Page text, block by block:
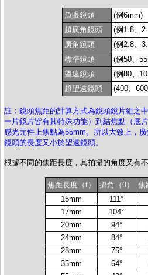
魚眼鏡頭
(例6mm)
超廣角鏡頭
(例1.8、
廣角鏡頭
(例2.8、
標準鏡頭
(例50、
望遠鏡頭
(例80、
超望遠鏡頭
(400、
註：鏡頭焦距的計算方式為鏡頭鏡片組之
一片鏡片皆有其特殊功能）到結焦點（底
感光元件上焦點為55mm。所以大致上，
鏡頭的長度又小於望遠鏡頭。
根據不同的焦距長度，其拍攝的角度又有
焦距長度（f） 攝角（θ） 焦
15mm
111°
17mm
104°
20mm
94°
24mm
84°
28mm
75°
35mm
64°